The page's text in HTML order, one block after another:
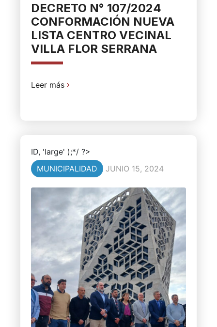
DECRETO N° 107/2024
CONFORMACIÓN NUEVA
LISTA CENTRO VECINAL
VILLA FLOR SERRANA
Leer más
ID, 'large' );*/ ?>
MUNICIPALIDAD
JUNIO 15, 2024